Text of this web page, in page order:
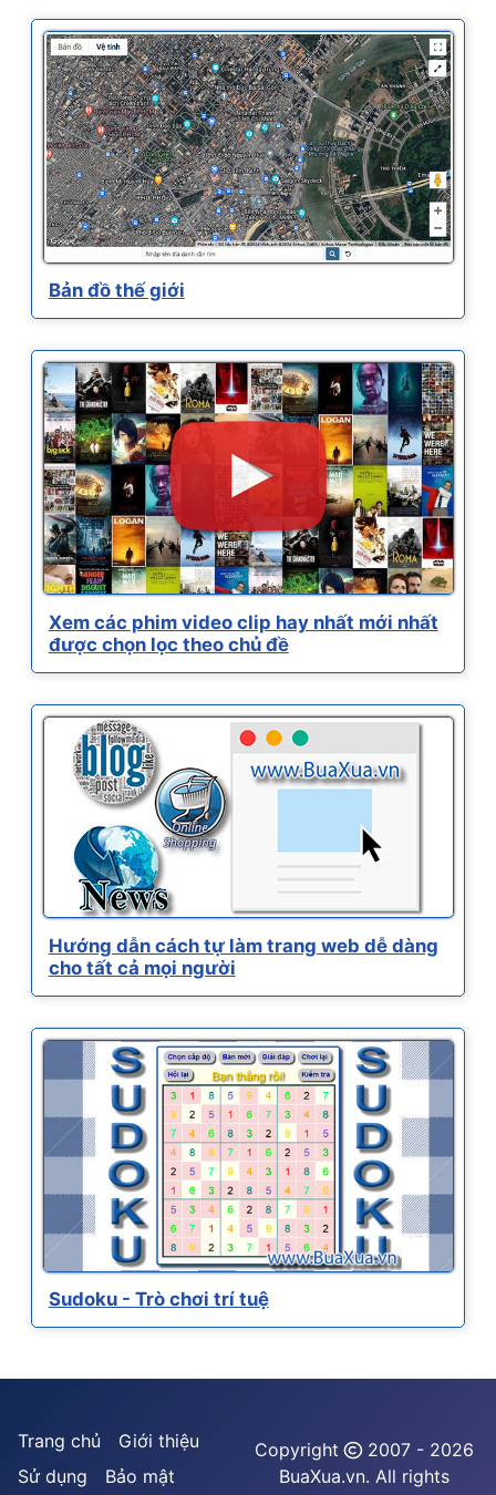
Bản đồ thế giới
Xem các phim video clip hay nhất mới nhất
được chọn lọc theo chủ đề
Hướng dẫn cách tự làm trang web dễ dàng
cho tất cả mọi người
Sudoku - Trò chơi trí tuệ
Trang chủ
Giới thiệu
Sử dụng
Bảo mật
Copyright
2007 - 2026
BuaXua.vn. All rights